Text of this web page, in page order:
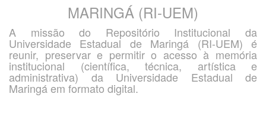
MARINGÁ (RI-UEM)
A missão do Repositório Institucional da
Universidade Estadual de Maringá (RI-UEM) é
reunir, preservar e permitir o acesso à memória
institucional (científica, técnica, artística e
administrativa) da Universidade Estadual de
Maringá em formato digital.